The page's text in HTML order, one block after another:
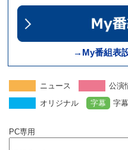
→My番組表
ニュース 公演
オリジナル
字幕 字
PC専用